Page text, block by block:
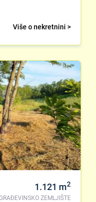
Više o nekretnini >
1.121 m2
ZEMLJIŠTE